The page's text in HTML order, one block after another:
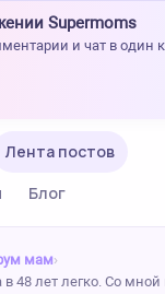
Supermoms
и чат в один
Лента постов
Блог
мам›
48 лет легко. Со мной